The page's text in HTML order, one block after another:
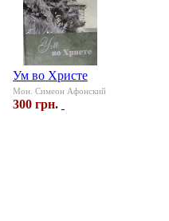
Ум во Христе
Мон. Симеон Афонский
300 грн.